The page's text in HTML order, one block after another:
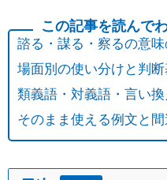
諮る・謀る・察るの意味
場面別の使い分けと判
類義語・対義語・言い
そのまま使える例文と